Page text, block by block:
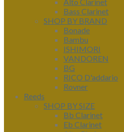
Bass Clarinet
SHOP BY BRAND
Bonade
Bambu
ISHIMORI
VANDOREN
BG
RICO D'addario
Rovner
Reeds
SHOP BY SIZE
Bb Clarinet
Eb Clarinet